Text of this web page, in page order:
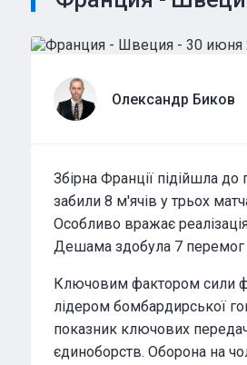
Олександр Биков
Збірна Франції підійшла
забили 8 м'ячів у трьох
Особливо вражає
Дешама здобула 7 перемог
Ключовим фактором сили
лідером бомбардирської
показник ключових
єдиноборств. Оборона на